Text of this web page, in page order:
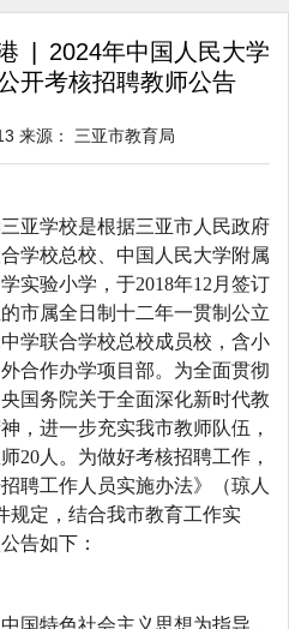
| 2024年中国人民大学
开考核招聘教师公告
来源： 三亚市教育局
亚学校是根据三亚市人民政府
学校总校、中国人民大学附属
实验小学，于2018年12月签订
市属全日制十二年一贯制公立
学联合学校总校成员校，含小
合作办学项目部。为全面贯彻
国务院关于全面深化新时代教
，进一步充实我市教师队伍，
20人。为做好考核招聘工作，
聘工作人员实施办法》（琼人
规定，结合我市教育工作实
告如下：
国特色社会主义思想为指导，